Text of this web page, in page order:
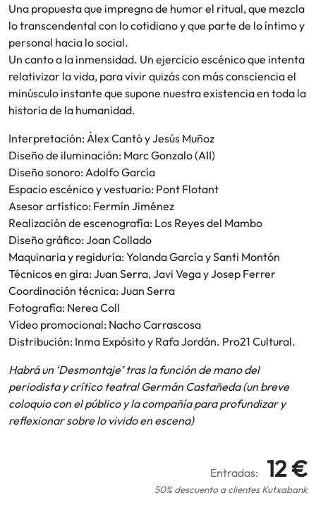
Una propuesta que impregna de humor el ritual, que mezcla
lo transcendental con lo cotidiano y que parte de lo íntimo y
personal hacia lo social.
Un canto a la inmensidad. Un ejercicio escénico que intenta
relativizar la vida, para vivir quizás con más consciencia el
minúsculo instante que supone nuestra existencia en toda la
historia de la humanidad.
Interpretación: Àlex Cantó y Jesús Muñoz
Diseño de iluminación: Marc Gonzalo (AII)
Diseño sonoro: Adolfo García
Espacio escénico y vestuario: Pont Flotant
Asesor artístico: Fermín Jiménez
Realización de escenografía: Los Reyes del Mambo
Diseño gráfico: Joan Collado
Maquinaria y regiduría: Yolanda García y Santi Montón
Técnicos en gira: Juan Serra, Javi Vega y Josep Ferrer
Coordinación técnica: Juan Serra
Fotografía: Nerea Coll
Vídeo promocional: Nacho Carrascosa
Distribución: Inma Expósito y Rafa Jordán. Pro21 Cultural.
Habrá un ‘Desmontaje’ tras la función de mano del
periodista y crítico teatral Germán Castañeda (un breve
coloquio con el público y la compañía para profundizar y
reflexionar sobre lo vivido en escena)
Entradas: 12 €
50% descuento a clientes Kutxabank